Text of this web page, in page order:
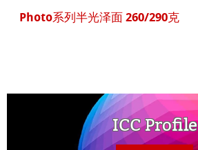
Photo系列半光泽面 260/290克
ICC Profile